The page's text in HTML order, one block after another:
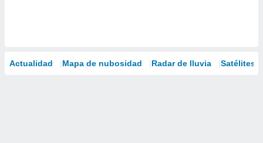
Actualidad Mapa de nubosidad Radar de lluvia Satélites